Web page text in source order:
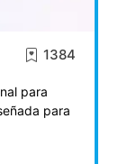
1384
para
para